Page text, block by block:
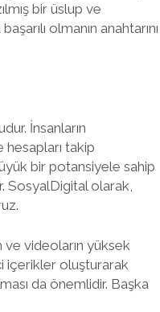
bir üslup ve
olmanın anahtarını
İnsanların
takip
bir potansiyele sahip
SosyalDigital olarak,
videoların yüksek
içerikler oluşturarak
da önemlidir. Başka